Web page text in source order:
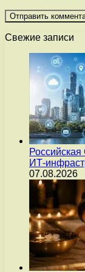
Свежие записи
ИТ-
07.08.2026